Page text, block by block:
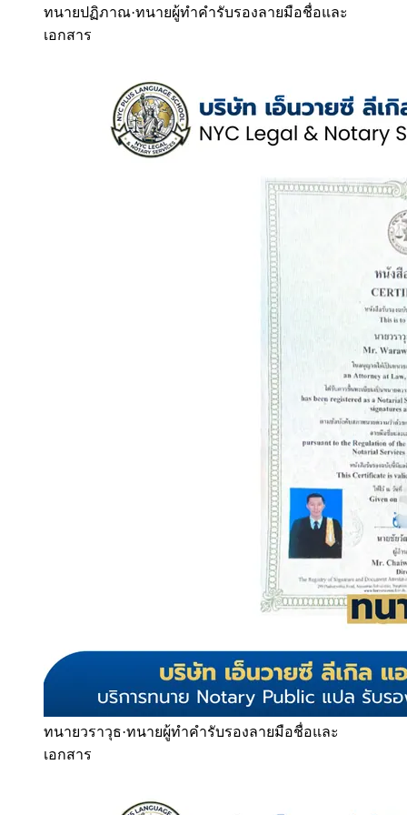
ทนายปฏิภาณ·ทนายผู้ทำคำรับรองลายมือชื่อและ
เอกสาร
ทนายวราวุธ·ทนายผู้ทำคำรับรองลายมือชื่อและ
เอกสาร